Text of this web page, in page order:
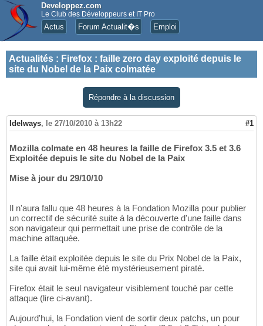
Developpez.com
Le Club des Développeurs et IT Pro
Actus Forum Actualit�s Emploi
Actualités : Firefox : faille zero day exploité depuis le
site du Nobel de la Paix colmatée
Répondre à la discussion
Idelways, le 27/10/2010 à 13h22 #1
Mozilla colmate en 48 heures la faille de Firefox 3.5 et 3.6
Exploitée depuis le site du Nobel de la Paix
Mise à jour du 29/10/10
Il n'aura fallu que 48 heures à la Fondation Mozilla pour publier
un correctif de sécurité suite à la découverte d'une faille dans
son navigateur qui permettait une prise de contrôle de la
machine attaquée.
La faille était exploitée depuis le site du Prix Nobel de la Paix,
site qui avait lui-même été mystérieusement piraté.
Firefox était le seul navigateur visiblement touché par cette
attaque (lire ci-avant).
Aujourd'hui, la Fondation vient de sortir deux patchs, un pour